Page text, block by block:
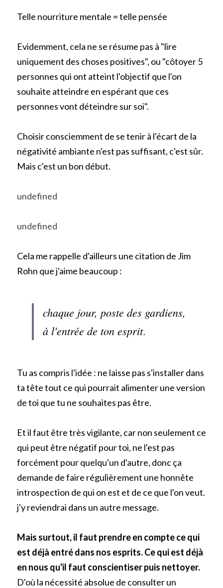
Telle nourriture mentale = telle pensée
Evidemment, cela ne se résume pas à "lire
uniquement des choses positives", ou "côtoyer 5
personnes qui ont atteint l'objectif que l'on
souhaite atteindre en espérant que ces
personnes vont déteindre sur soi".
Choisir consciemment de se tenir à l'écart de la
négativité ambiante n'est pas suffisant, c'est sûr.
Mais c'est un bon début.
undefined
undefined
Cela me rappelle d'ailleurs une citation de Jim
Rohn que j'aime beaucoup :
chaque jour, poste des gardiens,
à l'entrée de ton esprit.
Tu as compris l'idée : ne laisse pas s'installer dans
ta tête tout ce qui pourrait alimenter une version
de toi que tu ne souhaites pas être.
Et il faut être très vigilante, car non seulement ce
qui peut être négatif pour toi, ne l'est pas
forcément pour quelqu'un d'autre, donc ça
demande de faire régulièrement une honnête
introspection de qui on est et de ce que l'on veut.
j'y reviendrai dans un autre message.
Mais surtout, il faut prendre en compte ce qui
est déjà entré dans nos esprits. Ce qui est déjà
D'où la nécessité absolue de consulter un